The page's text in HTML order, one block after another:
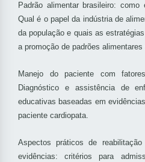
Padrão alimentar brasileiro:
Qual é o papel da indústria de
da população e quais as
a promoção de padrões
Manejo do paciente com
Diagnóstico e assistência de
educativas baseadas em
paciente cardiopata.
Aspectos práticos de
evidências: critérios para